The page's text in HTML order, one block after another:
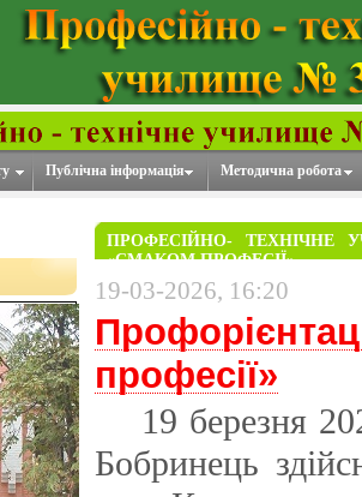
Публічна інформація Методична робота
ПРОФЕСІЙНО-
«СМАКОМ ПРОФЕСІЇ»
19-03-2026, 16:20
професії»
19 березня
Бобринець